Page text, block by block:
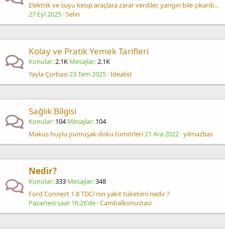
Elektrik ve suyu kesip araçlara zarar verdiler, yangın bile çıkardılar
27 Eyl 2025 Selin
Kolay ve Pratik Yemek Tarifleri
Konular 2.1K Mesajlar 2.1K
Yayla Çorbası23 Tem 2025 Idealist
Sağlık Bilgisi
Konular 104 Mesajlar 104
Makus huylu yumuşak doku tümörleri21 Ara 2022 yilmazbas
Nedir?
Konular 333 Mesajlar 348
Ford Connect 1.8 TDCi'nin yakıt tüketimi nedir ?
Pazartesi saat 16:26'de Cambalkonustasi